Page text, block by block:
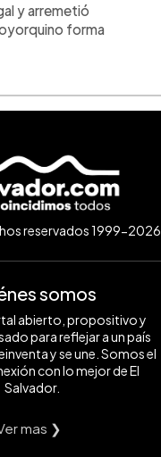
y arremetió
forma
reservados 1999-2026
somos
abierto, propositivo y
para reflejar a un país
y se une. Somos el
con lo mejor de El
Salvador.
mas ❯